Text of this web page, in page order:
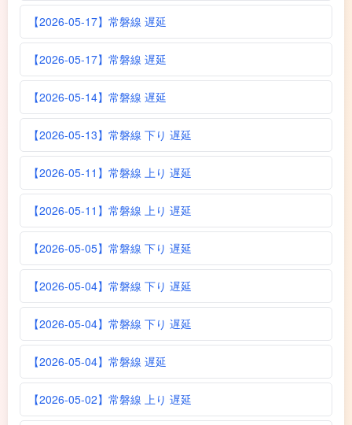
【2026-05-17】常磐線 遅延
【2026-05-17】常磐線 遅延
【2026-05-14】常磐線 遅延
【2026-05-13】常磐線 下り 遅延
【2026-05-11】常磐線 上り 遅延
【2026-05-11】常磐線 上り 遅延
【2026-05-05】常磐線 下り 遅延
【2026-05-04】常磐線 下り 遅延
【2026-05-04】常磐線 下り 遅延
【2026-05-04】常磐線 遅延
【2026-05-02】常磐線 上り 遅延